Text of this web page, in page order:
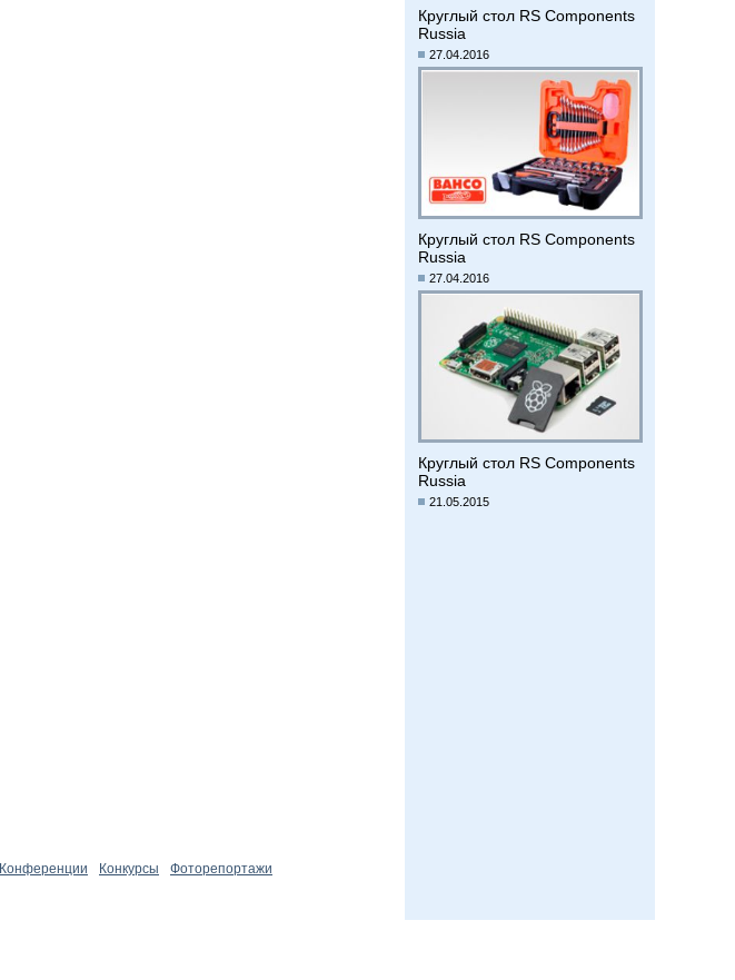
Круглый стол RS Components
Russia
27.04.2016
Круглый стол RS Components
Russia
27.04.2016
Круглый стол RS Components
Russia
21.05.2015
Конференции Конкурсы Фоторепортажи